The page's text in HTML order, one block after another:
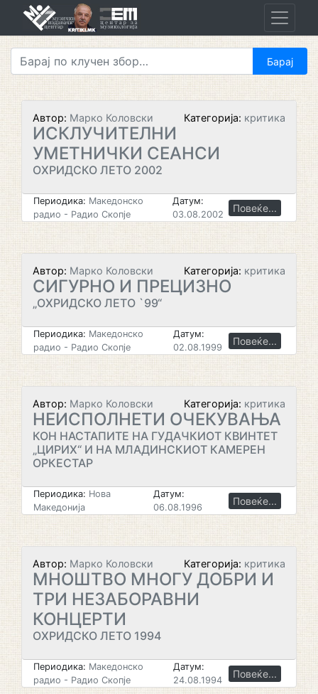
Автор: Марко Коловски Категорија: критика
ИСКЛУЧИТЕЛНИ
УМЕТНИЧКИ СЕАНСИ
ОХРИДСКО ЛЕТО 2002
Периодика: Македонско
радио - Радио Скопје
Датум:
03.08.2002
Повеќе...
Автор: Марко Коловски Категорија: критика
СИГУРНО И ПРЕЦИЗНО
„ОХРИДСКО ЛЕТО `99“
Периодика: Македонско
радио - Радио Скопје
Датум:
02.08.1999
Повеќе...
Автор: Марко Коловски Категорија: критика
НЕИСПОЛНЕТИ ОЧЕКУВАЊА
КОН НАСТАПИТЕ НА ГУДАЧКИОТ КВИНТЕТ
„ЦИРИХ“ И НА МЛАДИНСКИОТ КАМЕРЕН
ОРКЕСТАР
Периодика: Нова
Македонија
Датум:
06.08.1996
Повеќе...
Автор: Марко Коловски Категорија: критика
МНОШТВО МНОГУ ДОБРИ И
ТРИ НЕЗАБОРАВНИ
КОНЦЕРТИ
ОХРИДСКО ЛЕТО 1994
Периодика: Македонско
радио - Радио Скопје
Датум:
24.08.1994
Повеќе...